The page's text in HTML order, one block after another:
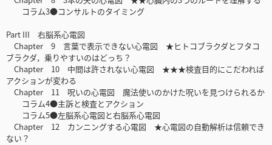
コラム3●コンサルトのタイミング
Part III 右脳系心電図
Chapter 9 言葉で表示できない心電図 ★ヒトコブラクダとフタコ
ブラクダ，乗りやすいのはどっち？
Chapter 10 中間は許されない心電図 ★★★検査目的にこだわれば
アクションが変わる
Chapter 11 呪いの心電図 魔法使いのかけた呪いを見つけられるか
コラム4●主訴と検査とアクション
コラム5●左脳系心電図と右脳系心電図
Chapter 12 カンニングする心電図 ★心電図の自動解析は信頼でき
ない？